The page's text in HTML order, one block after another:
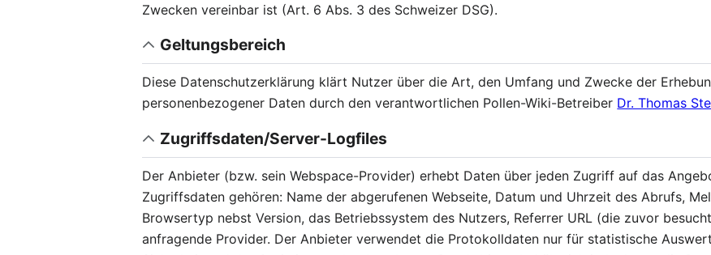
Zwecken vereinbar ist (Art. 6 Abs. 3 des Schweizer DSG).
Geltungsbereich
Diese Datenschutzerklärung klärt Nutzer über die Art, den Umfang und Zwecke der
personenbezogener Daten durch den verantwortlichen Pollen-Wiki-Betreiber Dr. Thomas
Zugriffsdaten/Server-Logfiles
Der Anbieter (bzw. sein Webspace-Provider) erhebt Daten über jeden Zugriff auf das
Zugriffsdaten gehören: Name der abgerufenen Webseite, Datum und Uhrzeit des Abrufs,
Browsertyp nebst Version, das Betriebssystem des Nutzers, Referrer URL (die zuvor
anfragende Provider. Der Anbieter verwendet die Protokolldaten nur für statistische